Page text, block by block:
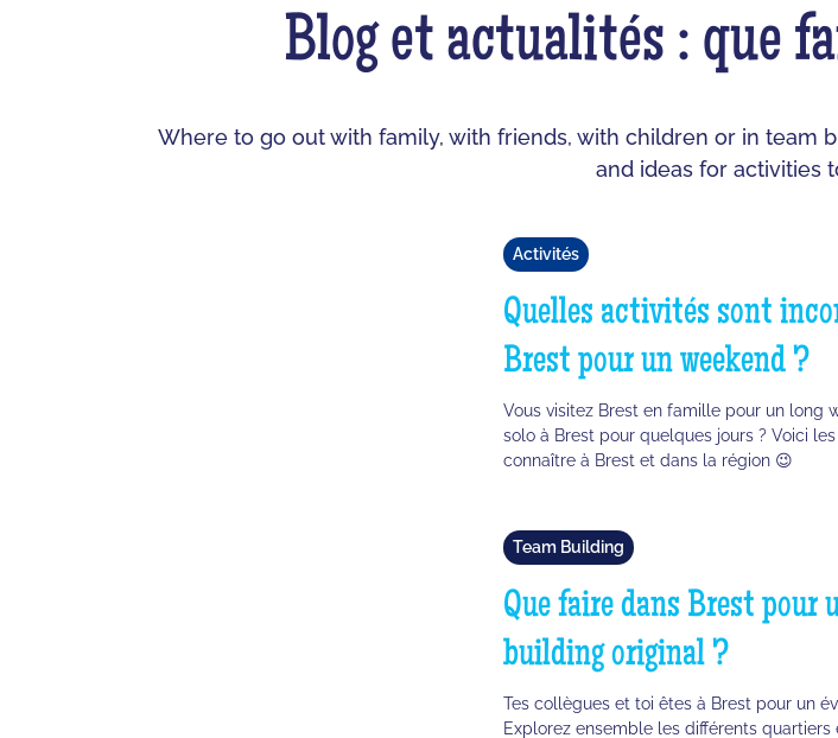
Blog et actualités : que
Where to go out with family, with friends, with children or in team
and ideas for activities
Activités
Quelles activités sont
Brest pour un weekend ?
Vous visitez Brest en famille pour un long
solo à Brest pour quelques jours ? Voici
connaître à Brest et dans la région 😉
Team Building
Que faire dans Brest pour
building original ?
Tes collègues et toi êtes à Brest pour un
Explorez ensemble les différents quartiers